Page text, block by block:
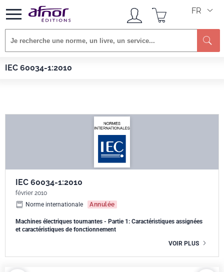
FR
IEC 60034-1:2010
Afnor EDITIONS Normes
IEC 60034-1:2010
février 2010
Norme internationale
Annulée
Machines électriques tournantes - Partie 1: Caractéristiques assignées
et caractéristiques de fonctionnement
VOIR PLUS